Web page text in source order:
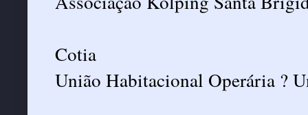
Cotia
União Habitacional Operária ?